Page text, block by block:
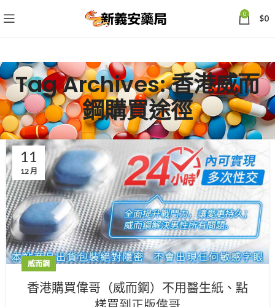
0 $0
Tag Archives: 香港威而
鋼購買途徑
11
12 月
威而鋼
香港購買偉哥（威而鋼）不用醫生紙、點